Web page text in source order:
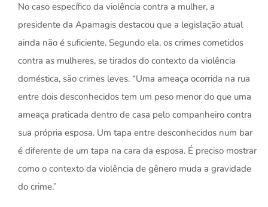
No caso específico da violência contra a mulher, a
presidente da Apamagis destacou que a legislação atual
ainda não é suficiente. Segundo ela, os crimes cometidos
contra as mulheres, se tirados do contexto da violência
doméstica, são crimes leves. “Uma ameaça ocorrida na rua
entre dois desconhecidos tem um peso menor do que uma
ameaça praticada dentro de casa pelo companheiro contra
sua própria esposa. Um tapa entre desconhecidos num bar
é diferente de um tapa na cara da esposa. É preciso mostrar
como o contexto da violência de gênero muda a gravidade
do crime.”